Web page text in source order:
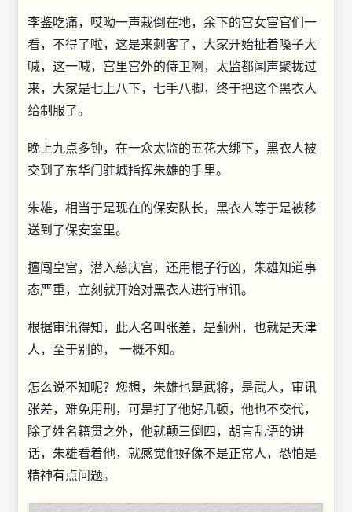
李鉴吃痛，哎呦一声栽倒在地，余下的宫女宦官们一
看，不得了啦，这是来刺客了，大家开始扯着嗓子大
喊，这一喊，宫里宫外的侍卫啊，太监都闻声聚拢过
来，大家是七上八下，七手八脚，终于把这个黑衣人
给制服了。
晚上九点多钟，在一众太监的五花大绑下，黑衣人被
交到了东华门驻城指挥朱雄的手里。
朱雄，相当于是现在的保安队长，黑衣人等于是被移
送到了保安室里。
擅闯皇宫，潜入慈庆宫，还用棍子行凶，朱雄知道事
态严重，立刻就开始对黑衣人进行审讯。
根据审讯得知，此人名叫张差，是蓟州，也就是天津
人，至于别的， 一概不知。
怎么说不知呢？您想，朱雄也是武将，是武人，审讯
张差，难免用刑，可是打了他好几顿，他也不交代，
除了姓名籍贯之外，他就颠三倒四，胡言乱语的讲
话，朱雄看着他，就感觉他好像不是正常人，恐怕是
精神有点问题。